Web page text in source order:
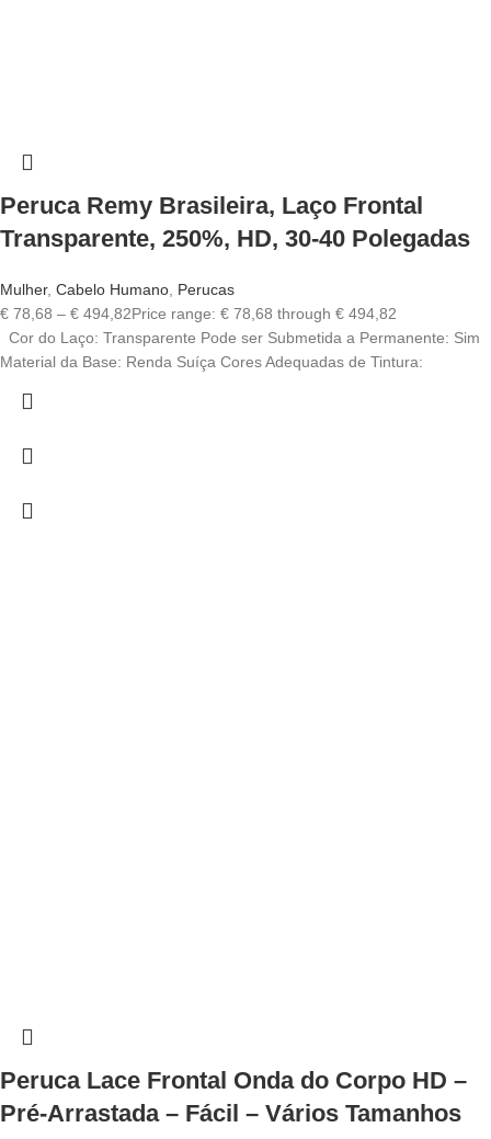
Peruca Remy Brasileira, Laço Frontal
Transparente, 250%, HD, 30-40 Polegadas
Mulher, Cabelo Humano, Perucas
€ 78,68 – € 494,82Price range: € 78,68 through € 494,82
Cor do Laço: Transparente Pode ser Submetida a Permanente: Sim
Material da Base: Renda Suíça Cores Adequadas de Tintura:
Peruca Lace Frontal Onda do Corpo HD –
Pré-Arrastada – Fácil – Vários Tamanhos